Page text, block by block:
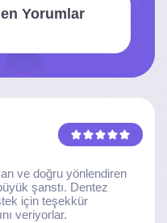
Yorumlar
ve doğru yönlendiren
şanstı. Dentez
için teşekkür
veriyorlar.